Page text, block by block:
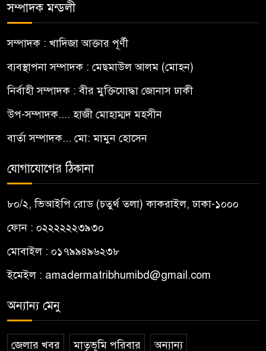
সম্পাদক মন্ডলী
সম্পাদক : খাদিজা আক্তার পূর্ণী
ব্যবস্থাপনা সম্পাদক : মেছমাউল আলম (মোহন)
নির্বাহী সম্পাদক : বীর মুক্তিযোদ্ধা জোনাস ঢাকী
উপ-সম্পাদক.... হাজী মোহাম্মদ মহসীন
বার্তা সম্পাদক... মো: মামুন হোসেন
যোগাযোগের ঠিকানা
৮০/২, ভিআইপি রোড (চতুর্থ তলা) কাকরাইল, ঢাকা-১০০০
ফোন : ০২২২২২২৩৯৩০
মোবাইল : ০১৭৯৯৪৯৬২৩৮
ইমেইল : amadermatribhumibd@gmail.com
অন্যান্য মেনু
জেলার খবর মাতৃভূমি পরিবার অন্যান্য